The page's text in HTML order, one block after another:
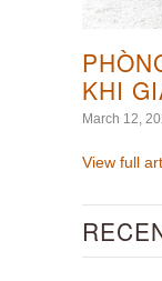
KHI
March 12,
View full